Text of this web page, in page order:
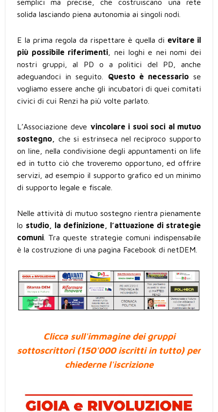
semplici ma precise, che costruiscano una rete
solida lasciando piena autonomia ai singoli nodi.
E la prima regola da rispettare è quella di evitare il
più possibile riferimenti , nei loghi e nei nomi dei
nostri gruppi, al PD o a politici del PD, anche
adeguandoci in seguito. Questo è necessariose
vogliamo essere anche gli incubatori di quei comitati
civici di cui Renzi ha più volte parlato.
L’Associazione deve vincolare i suoi soci al mutuo
sostegno,
che si estrinseca nel reciproco supporto
on line, nella condivisione degli appuntamenti on life
ed in tutto ciò che troveremo opportuno, ed offrire
servizi, ad esempio il supporto grafico ed un minimo
di supporto legale e fiscale.
Nelle attività di mutuo sostegno rientra pienamente
lo studio, la definizione, l’attuazione di strategie
comuni . Tra queste strategie comuni indispensabile
è la costruzione di una pagina Facebook di netDEM.
Clicca sull'immagine dei gruppi
sottoscrittori (150'000 iscritti in tutto) per
chiederne l'iscrizione